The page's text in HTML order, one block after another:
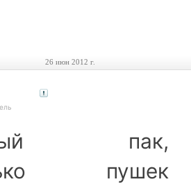
26 июн 2012 г.
пак,
пушек